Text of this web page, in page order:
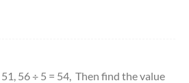
56 ÷ 5 = 54, Then find the value